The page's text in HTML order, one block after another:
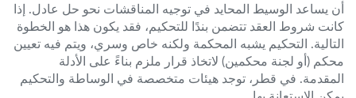
أن يساعد الوسيط المحايد في توجيه المناقشات نحو حل عادل. إذا
كانت شروط العقد تتضمن بندًا للتحكيم، فقد يكون هذا هو الخطوة
التالية. التحكيم يشبه المحكمة ولكنه خاص وسري، ويتم فيه تعيين
محكم (أو لجنة محكمين) لاتخاذ قرار ملزم بناءً على الأدلة
المقدمة. في قطر، توجد هيئات متخصصة في الوساطة والتحكيم